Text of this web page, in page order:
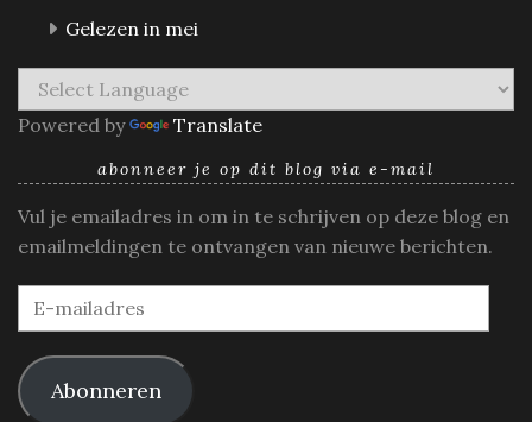
Gelezen in mei
Powered by Translate
abonneer je op dit blog via e-mail
Vul je emailadres in om in te schrijven op deze blog en
emailmeldingen te ontvangen van nieuwe berichten.
E-
mailadres
Abonneren